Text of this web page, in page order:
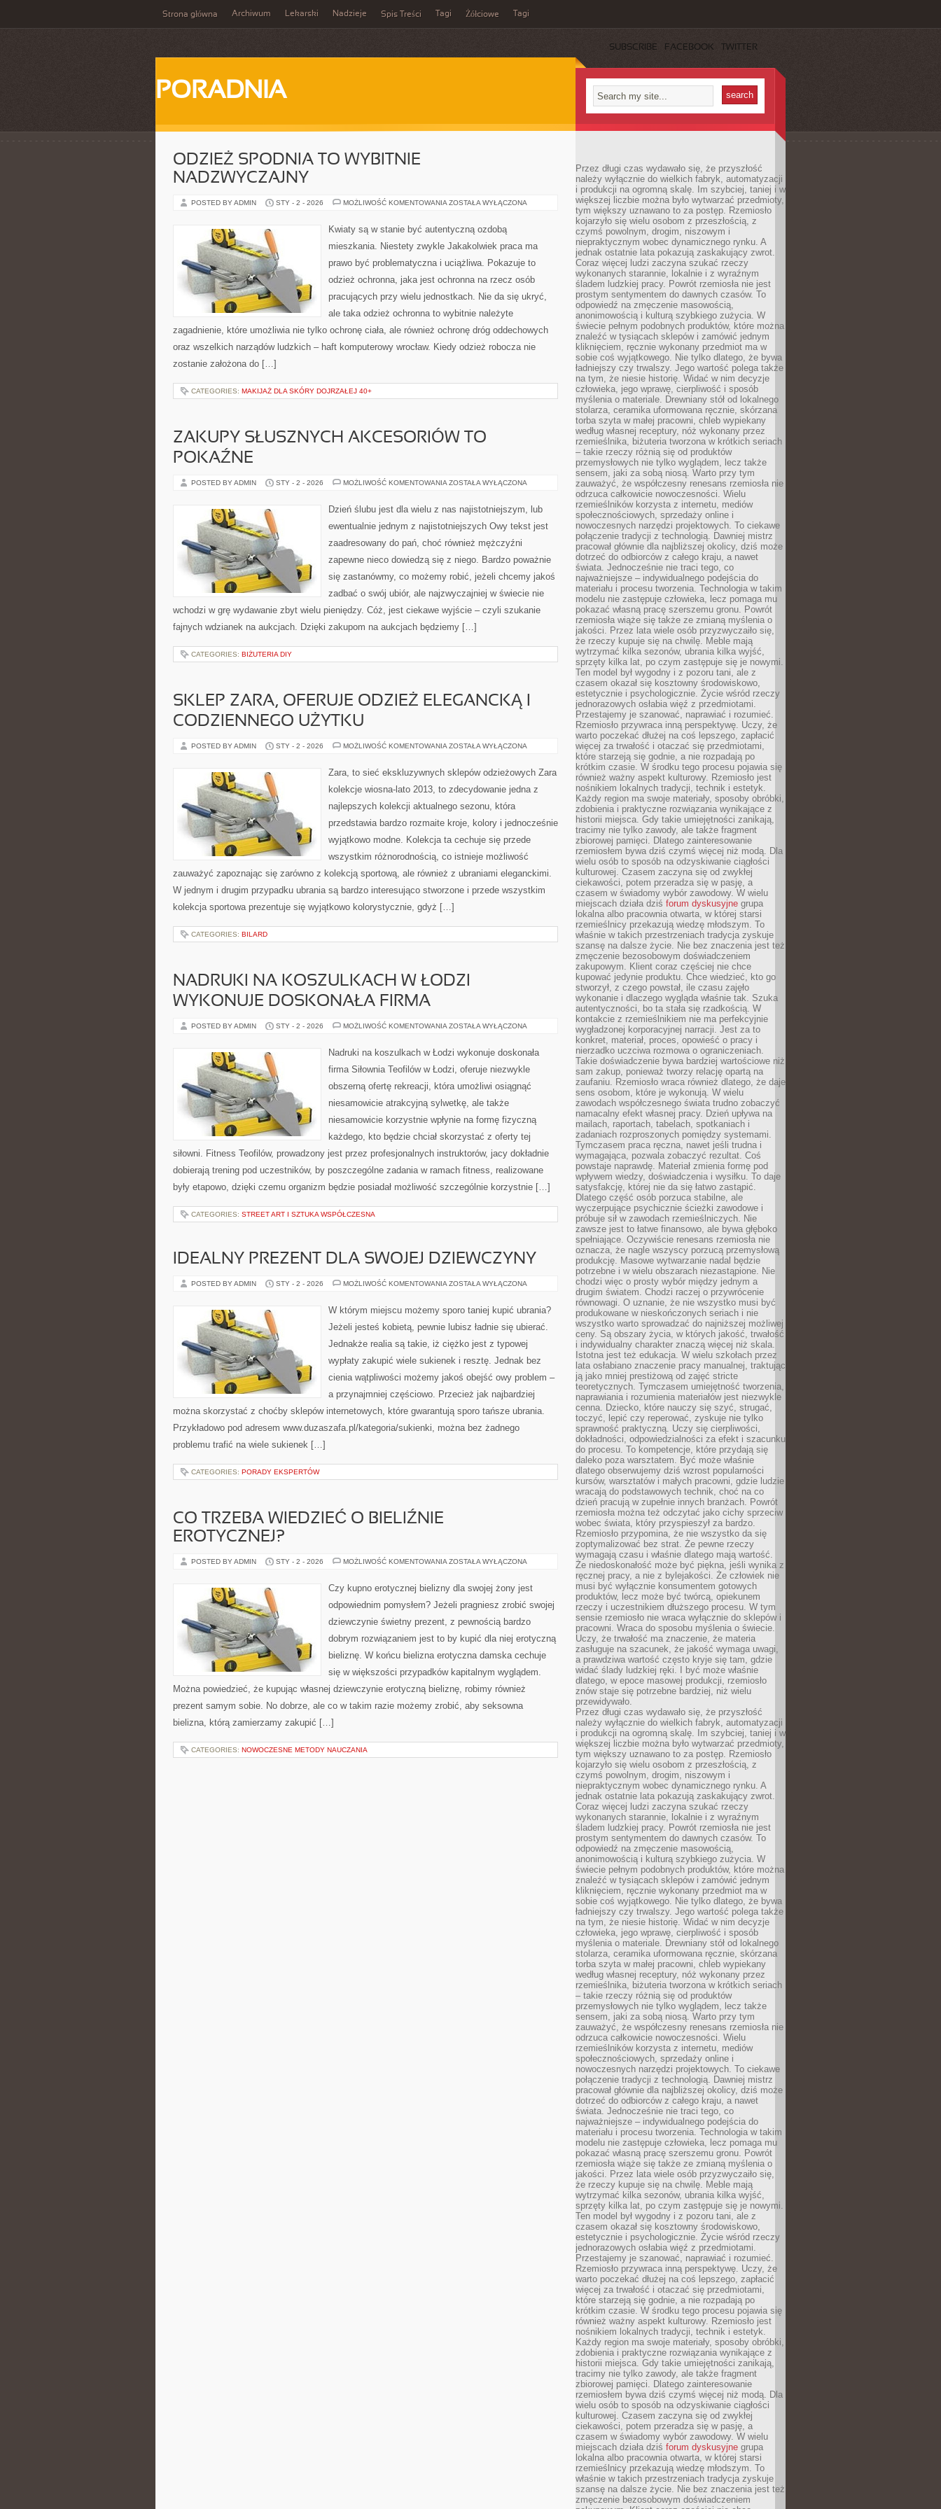
Strona główna Archiwum Lekarski Nadzieje Spis Treści Tagi Żółciowe Tagi
SUBSCRIBE FACEBOOK TWITTER
PORADNIA
ODZIEŻ SPODNIA TO WYBITNIE
NADZWYCZAJNY
POSTED BY ADMIN STY - 2 - 2026 MOŻLIWOŚĆ KOMENTOWANIA ODZIEŻ
WYBITNIE
NADZWYCZAJNY
ZOSTAŁA WYŁĄCZONA
Kwiaty są w stanie być autentyczną ozdobą
mieszkania. Niestety zwykle Jakakolwiek praca ma
prawo być problematyczna i uciążliwa. Pokazuje to
odzież ochronna, jaka jest ochronna na rzecz osób
pracujących przy wielu jednostkach. Nie da się ukryć,
ale taka odzież ochronna to wybitnie należyte
zagadnienie, które umożliwia nie tylko ochronę ciała, ale również ochronę dróg oddechowych
oraz wszelkich narządów ludzkich – haft komputerowy wrocław. Kiedy odzież robocza nie
zostanie założona do […]
CATEGORIES: MAKIJAŻ DLA SKÓRY DOJRZAŁEJ 40+
ZAKUPY SŁUSZNYCH AKCESORIÓW TO
POKAŹNE
POSTED BY ADMIN STY - 2 - 2026 MOŻLIWOŚĆ KOMENTOWANIA ZAKUPY
POKAŹNE
ZOSTAŁA WYŁĄCZONA
Dzień ślubu jest dla wielu z nas najistotniejszym, lub
ewentualnie jednym z najistotniejszych Owy tekst jest
zaadresowany do pań, choć również mężczyźni
zapewne nieco dowiedzą się z niego. Bardzo poważnie
się zastanówmy, co możemy robić, jeżeli chcemy jakoś
zadbać o swój ubiór, ale najzwyczajniej w świecie nie
wchodzi w grę wydawanie zbyt wielu pieniędzy. Cóż, jest ciekawe wyjście – czyli szukanie
fajnych wdzianek na aukcjach. Dzięki zakupom na aukcjach będziemy […]
CATEGORIES: BIŻUTERIA DIY
SKLEP ZARA, OFERUJE ODZIEŻ ELEGANCKĄ I
CODZIENNEGO UŻYTKU
POSTED BY ADMIN STY - 2 - 2026 MOŻLIWOŚĆ KOMENTOWANIA SKLEP
ODZIEŻ
ELEGANCKĄ
CODZIENNEGO
ZOSTAŁA WYŁĄCZONA
Zara, to sieć ekskluzywnych sklepów odzieżowych Zara
kolekcje wiosna-lato 2013, to zdecydowanie jedna z
najlepszych kolekcji aktualnego sezonu, która
przedstawia bardzo rozmaite kroje, kolory i jednocześnie
wyjątkowo modne. Kolekcja ta cechuje się przede
wszystkim różnorodnością, co istnieje możliwość
zauważyć zapoznając się zarówno z kolekcją sportową, ale również z ubraniami eleganckimi.
W jednym i drugim przypadku ubrania są bardzo interesująco stworzone i przede wszystkim
kolekcja sportowa prezentuje się wyjątkowo kolorystycznie, gdyż […]
CATEGORIES: BILARD
NADRUKI NA KOSZULKACH W ŁODZI
WYKONUJE DOSKONAŁA FIRMA
POSTED BY ADMIN STY - 2 - 2026 MOŻLIWOŚĆ KOMENTOWANIA NADRUKI
W
ŁODZI
DOSKONAŁA
ZOSTAŁA WYŁĄCZONA
Nadruki na koszulkach w Łodzi wykonuje doskonała
firma Siłownia Teofilów w Łodzi, oferuje niezwykle
obszerną ofertę rekreacji, która umożliwi osiągnąć
niesamowicie atrakcyjną sylwetkę, ale także
niesamowicie korzystnie wpłynie na formę fizyczną
każdego, kto będzie chciał skorzystać z oferty tej
siłowni. Fitness Teofilów, prowadzony jest przez profesjonalnych instruktorów, jacy dokładnie
dobierają trening pod uczestników, by poszczególne zadania w ramach fitness, realizowane
były etapowo, dzięki czemu organizm będzie posiadał możliwość szczególnie korzystnie […]
CATEGORIES: STREET ART I SZTUKA WSPÓŁCZESNA
IDEALNY PREZENT DLA SWOJEJ DZIEWCZYNY
POSTED BY ADMIN STY - 2 - 2026 MOŻLIWOŚĆ KOMENTOWANIA IDEALNY
SWOJEJ
DZIEWCZYNY
ZOSTAŁA WYŁĄCZONA
W którym miejscu możemy sporo taniej kupić ubrania?
Jeżeli jesteś kobietą, pewnie lubisz ładnie się ubierać.
Jednakże realia są takie, iż ciężko jest z typowej
wypłaty zakupić wiele sukienek i resztę. Jednak bez
cienia wątpliwości możemy jakoś obejść owy problem –
a przynajmniej częściowo. Przecież jak najbardziej
można skorzystać z choćby sklepów internetowych, które gwarantują sporo tańsze ubrania.
Przykładowo pod adresem www.duzaszafa.pl/kategoria/sukienki, można bez żadnego
problemu trafić na wiele sukienek […]
CATEGORIES: PORADY EKSPERTÓW
CO TRZEBA WIEDZIEĆ O BIELIŹNIE
EROTYCZNEJ?
POSTED BY ADMIN STY - 2 - 2026 MOŻLIWOŚĆ KOMENTOWANIA CO
BIELIŹNIE
ZOSTAŁA WYŁĄCZONA
Czy kupno erotycznej bielizny dla swojej żony jest
odpowiednim pomysłem? Jeżeli pragniesz zrobić swojej
dziewczynie świetny prezent, z pewnością bardzo
dobrym rozwiązaniem jest to by kupić dla niej erotyczną
bieliznę. W końcu bielizna erotyczna damska cechuje
się w większości przypadków kapitalnym wyglądem.
Można powiedzieć, że kupując własnej dziewczynie erotyczną bieliznę, robimy również
prezent samym sobie. No dobrze, ale co w takim razie możemy zrobić, aby seksowna
bielizna, którą zamierzamy zakupić […]
CATEGORIES: NOWOCZESNE METODY NAUCZANIA
Przez długi czas wydawało się, że przyszłość
należy wyłącznie do wielkich fabryk, automatyzacji
i produkcji na ogromną skalę. Im szybciej, taniej i w
większej liczbie można było wytwarzać przedmioty,
tym większy uznawano to za postęp. Rzemiosło
kojarzyło się wielu osobom z przeszłością, z
czymś powolnym, drogim, niszowym i
niepraktycznym wobec dynamicznego rynku. A
jednak ostatnie lata pokazują zaskakujący zwrot.
Coraz więcej ludzi zaczyna szukać rzeczy
wykonanych starannie, lokalnie i z wyraźnym
śladem ludzkiej pracy. Powrót rzemiosła nie jest
prostym sentymentem do dawnych czasów. To
odpowiedź na zmęczenie masowością,
anonimowością i kulturą szybkiego zużycia. W
świecie pełnym podobnych produktów, które można
znaleźć w tysiącach sklepów i zamówić jednym
kliknięciem, ręcznie wykonany przedmiot ma w
sobie coś wyjątkowego. Nie tylko dlatego, że bywa
ładniejszy czy trwalszy. Jego wartość polega także
na tym, że niesie historię. Widać w nim decyzje
człowieka, jego wprawę, cierpliwość i sposób
myślenia o materiale. Drewniany stół od lokalnego
stolarza, ceramika uformowana ręcznie, skórzana
torba szyta w małej pracowni, chleb wypiekany
według własnej receptury, nóż wykonany przez
rzemieślnika, biżuteria tworzona w krótkich seriach
– takie rzeczy różnią się od produktów
przemysłowych nie tylko wyglądem, lecz także
sensem, jaki za sobą niosą. Warto przy tym
zauważyć, że współczesny renesans rzemiosła nie
odrzuca całkowicie nowoczesności. Wielu
rzemieślników korzysta z internetu, mediów
społecznościowych, sprzedaży online i
nowoczesnych narzędzi projektowych. To ciekawe
połączenie tradycji z technologią. Dawniej mistrz
pracował głównie dla najbliższej okolicy, dziś może
dotrzeć do odbiorców z całego kraju, a nawet
świata. Jednocześnie nie traci tego, co
najważniejsze – indywidualnego podejścia do
materiału i procesu tworzenia. Technologia w takim
modelu nie zastępuje człowieka, lecz pomaga mu
pokazać własną pracę szerszemu gronu. Powrót
rzemiosła wiąże się także ze zmianą myślenia o
jakości. Przez lata wiele osób przyzwyczaiło się,
że rzeczy kupuje się na chwilę. Meble mają
wytrzymać kilka sezonów, ubrania kilka wyjść,
sprzęty kilka lat, po czym zastępuje się je nowymi.
Ten model był wygodny i z pozoru tani, ale z
czasem okazał się kosztowny środowiskowo,
estetycznie i psychologicznie. Życie wśród rzeczy
jednorazowych osłabia więź z przedmiotami.
Przestajemy je szanować, naprawiać i rozumieć.
Rzemiosło przywraca inną perspektywę. Uczy, że
warto poczekać dłużej na coś lepszego, zapłacić
więcej za trwałość i otaczać się przedmiotami,
które starzeją się godnie, a nie rozpadają po
krótkim czasie. W środku tego procesu pojawia się
również ważny aspekt kulturowy. Rzemiosło jest
nośnikiem lokalnych tradycji, technik i estetyk.
Każdy region ma swoje materiały, sposoby obróbki,
zdobienia i praktyczne rozwiązania wynikające z
historii miejsca. Gdy takie umiejętności zanikają,
tracimy nie tylko zawody, ale także fragment
zbiorowej pamięci. Dlatego zainteresowanie
rzemiosłem bywa dziś czymś więcej niż modą. Dla
wielu osób to sposób na odzyskiwanie ciągłości
kulturowej. Czasem zaczyna się od zwykłej
ciekawości, potem przeradza się w pasję, a
czasem w świadomy wybór zawodowy. W wielu
miejscach działa dziś forum dyskusyjne grupa
lokalna albo pracownia otwarta, w której starsi
rzemieślnicy przekazują wiedzę młodszym. To
właśnie w takich przestrzeniach tradycja zyskuje
szansę na dalsze życie. Nie bez znaczenia jest też
zmęczenie bezosobowym doświadczeniem
zakupowym. Klient coraz częściej nie chce
kupować jedynie produktu. Chce wiedzieć, kto go
stworzył, z czego powstał, ile czasu zajęło
wykonanie i dlaczego wygląda właśnie tak. Szuka
autentyczności, bo ta stała się rzadkością. W
kontakcie z rzemieślnikiem nie ma perfekcyjnie
wygładzonej korporacyjnej narracji. Jest za to
konkret, materiał, proces, opowieść o pracy i
nierzadko uczciwa rozmowa o ograniczeniach.
Takie doświadczenie bywa bardziej wartościowe niż
sam zakup, ponieważ tworzy relację opartą na
zaufaniu. Rzemiosło wraca również dlatego, że daje
sens osobom, które je wykonują. W wielu
zawodach współczesnego świata trudno zobaczyć
namacalny efekt własnej pracy. Dzień upływa na
mailach, raportach, tabelach, spotkaniach i
zadaniach rozproszonych pomiędzy systemami.
Tymczasem praca ręczna, nawet jeśli trudna i
wymagająca, pozwala zobaczyć rezultat. Coś
powstaje naprawdę. Materiał zmienia formę pod
wpływem wiedzy, doświadczenia i wysiłku. To daje
satysfakcję, której nie da się łatwo zastąpić.
Dlatego część osób porzuca stabilne, ale
wyczerpujące psychicznie ścieżki zawodowe i
próbuje sił w zawodach rzemieślniczych. Nie
zawsze jest to łatwe finansowo, ale bywa głęboko
spełniające. Oczywiście renesans rzemiosła nie
oznacza, że nagle wszyscy porzucą przemysłową
produkcję. Masowe wytwarzanie nadal będzie
potrzebne i w wielu obszarach niezastąpione. Nie
chodzi więc o prosty wybór między jednym a
drugim światem. Chodzi raczej o przywrócenie
równowagi. O uznanie, że nie wszystko musi być
produkowane w nieskończonych seriach i nie
wszystko warto sprowadzać do najniższej możliwej
ceny. Są obszary życia, w których jakość, trwałość
i indywidualny charakter znaczą więcej niż skala.
Istotna jest też edukacja. W wielu szkołach przez
lata osłabiano znaczenie pracy manualnej, traktując
ją jako mniej prestiżową od zajęć stricte
teoretycznych. Tymczasem umiejętność tworzenia,
naprawiania i rozumienia materiałów jest niezwykle
cenna. Dziecko, które nauczy się szyć, strugać,
toczyć, lepić czy reperować, zyskuje nie tylko
sprawność praktyczną. Uczy się cierpliwości,
dokładności, odpowiedzialności za efekt i szacunku
do procesu. To kompetencje, które przydają się
daleko poza warsztatem. Być może właśnie
dlatego obserwujemy dziś wzrost popularności
kursów, warsztatów i małych pracowni, gdzie ludzie
wracają do podstawowych technik, choć na co
dzień pracują w zupełnie innych branżach. Powrót
rzemiosła można też odczytać jako cichy sprzeciw
wobec świata, który przyspieszył za bardzo.
Rzemiosło przypomina, że nie wszystko da się
zoptymalizować bez strat. Że pewne rzeczy
wymagają czasu i właśnie dlatego mają wartość.
Że niedoskonałość może być piękna, jeśli wynika z
ręcznej pracy, a nie z bylejakości. Że człowiek nie
musi być wyłącznie konsumentem gotowych
produktów, lecz może być twórcą, opiekunem
rzeczy i uczestnikiem dłuższego procesu. W tym
sensie rzemiosło nie wraca wyłącznie do sklepów i
pracowni. Wraca do sposobu myślenia o świecie.
Uczy, że trwałość ma znaczenie, że materia
zasługuje na szacunek, że jakość wymaga uwagi,
a prawdziwa wartość często kryje się tam, gdzie
widać ślady ludzkiej ręki. I być może właśnie
dlatego, w epoce masowej produkcji, rzemiosło
znów staje się potrzebne bardziej, niż wielu
przewidywało.
Przez długi czas wydawało się, że przyszłość
należy wyłącznie do wielkich fabryk, automatyzacji
i produkcji na ogromną skalę. Im szybciej, taniej i w
większej liczbie można było wytwarzać przedmioty,
tym większy uznawano to za postęp. Rzemiosło
kojarzyło się wielu osobom z przeszłością, z
czymś powolnym, drogim, niszowym i
niepraktycznym wobec dynamicznego rynku. A
jednak ostatnie lata pokazują zaskakujący zwrot.
Coraz więcej ludzi zaczyna szukać rzeczy
wykonanych starannie, lokalnie i z wyraźnym
śladem ludzkiej pracy. Powrót rzemiosła nie jest
prostym sentymentem do dawnych czasów. To
odpowiedź na zmęczenie masowością,
anonimowością i kulturą szybkiego zużycia. W
świecie pełnym podobnych produktów, które można
znaleźć w tysiącach sklepów i zamówić jednym
kliknięciem, ręcznie wykonany przedmiot ma w
sobie coś wyjątkowego. Nie tylko dlatego, że bywa
ładniejszy czy trwalszy. Jego wartość polega także
na tym, że niesie historię. Widać w nim decyzje
człowieka, jego wprawę, cierpliwość i sposób
myślenia o materiale. Drewniany stół od lokalnego
stolarza, ceramika uformowana ręcznie, skórzana
torba szyta w małej pracowni, chleb wypiekany
według własnej receptury, nóż wykonany przez
rzemieślnika, biżuteria tworzona w krótkich seriach
– takie rzeczy różnią się od produktów
przemysłowych nie tylko wyglądem, lecz także
sensem, jaki za sobą niosą. Warto przy tym
zauważyć, że współczesny renesans rzemiosła nie
odrzuca całkowicie nowoczesności. Wielu
rzemieślników korzysta z internetu, mediów
społecznościowych, sprzedaży online i
nowoczesnych narzędzi projektowych. To ciekawe
połączenie tradycji z technologią. Dawniej mistrz
pracował głównie dla najbliższej okolicy, dziś może
dotrzeć do odbiorców z całego kraju, a nawet
świata. Jednocześnie nie traci tego, co
najważniejsze – indywidualnego podejścia do
materiału i procesu tworzenia. Technologia w takim
modelu nie zastępuje człowieka, lecz pomaga mu
pokazać własną pracę szerszemu gronu. Powrót
rzemiosła wiąże się także ze zmianą myślenia o
jakości. Przez lata wiele osób przyzwyczaiło się,
że rzeczy kupuje się na chwilę. Meble mają
wytrzymać kilka sezonów, ubrania kilka wyjść,
sprzęty kilka lat, po czym zastępuje się je nowymi.
Ten model był wygodny i z pozoru tani, ale z
czasem okazał się kosztowny środowiskowo,
estetycznie i psychologicznie. Życie wśród rzeczy
jednorazowych osłabia więź z przedmiotami.
Przestajemy je szanować, naprawiać i rozumieć.
Rzemiosło przywraca inną perspektywę. Uczy, że
warto poczekać dłużej na coś lepszego, zapłacić
więcej za trwałość i otaczać się przedmiotami,
które starzeją się godnie, a nie rozpadają po
krótkim czasie. W środku tego procesu pojawia się
również ważny aspekt kulturowy. Rzemiosło jest
nośnikiem lokalnych tradycji, technik i estetyk.
Każdy region ma swoje materiały, sposoby obróbki,
zdobienia i praktyczne rozwiązania wynikające z
historii miejsca. Gdy takie umiejętności zanikają,
tracimy nie tylko zawody, ale także fragment
zbiorowej pamięci. Dlatego zainteresowanie
rzemiosłem bywa dziś czymś więcej niż modą. Dla
wielu osób to sposób na odzyskiwanie ciągłości
kulturowej. Czasem zaczyna się od zwykłej
ciekawości, potem przeradza się w pasję, a
czasem w świadomy wybór zawodowy. W wielu
miejscach działa dziś forum dyskusyjne grupa
lokalna albo pracownia otwarta, w której starsi
rzemieślnicy przekazują wiedzę młodszym. To
właśnie w takich przestrzeniach tradycja zyskuje
szansę na dalsze życie. Nie bez znaczenia jest też
zmęczenie bezosobowym doświadczeniem